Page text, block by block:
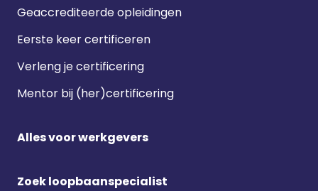
Geaccrediteerde opleidingen
Eerste keer certificeren
Verleng je certificering
Mentor bij (her)certificering
Alles voor werkgevers
Zoek loopbaanspecialist